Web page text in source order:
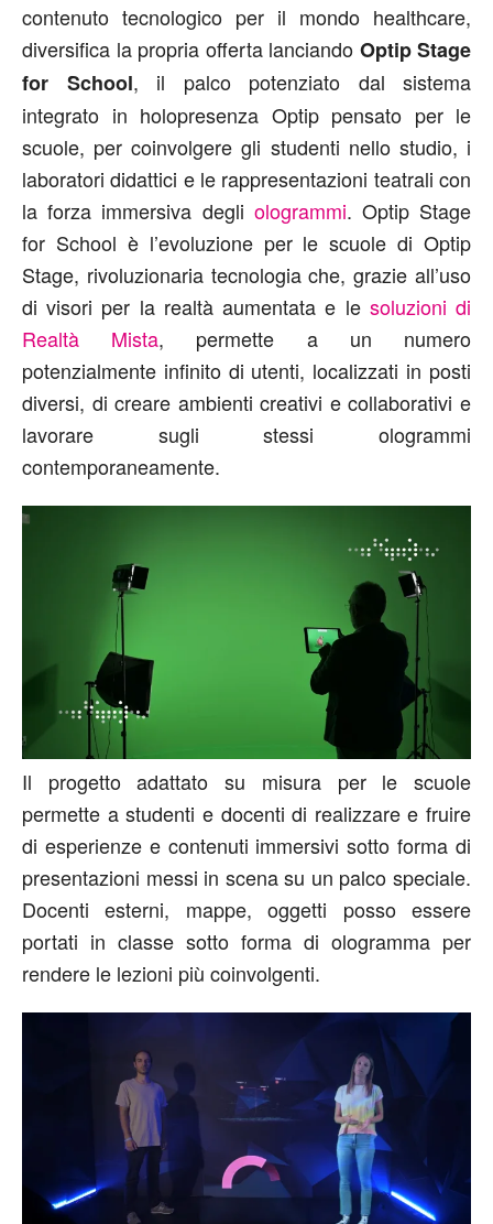
contenuto tecnologico per il mondo healthcare,
diversifica la propria offerta lanciando Optip Stage
for School, il palco potenziato dal sistema
integrato in holopresenza Optip pensato per le
scuole, per coinvolgere gli studenti nello studio, i
laboratori didattici e le rappresentazioni teatrali con
la forza immersiva degli ologrammi. Optip Stage
for School è l’evoluzione per le scuole di Optip
Stage, rivoluzionaria tecnologia che, grazie all’uso
di visori per la realtà aumentata e le soluzioni di
Realtà Mista, permette a un numero
potenzialmente infinito di utenti, localizzati in posti
diversi, di creare ambienti creativi e collaborativi e
lavorare sugli stessi ologrammi
contemporaneamente.
Il progetto adattato su misura per le scuole
permette a studenti e docenti di realizzare e fruire
di esperienze e contenuti immersivi sotto forma di
presentazioni messi in scena su un palco speciale.
Docenti esterni, mappe, oggetti posso essere
portati in classe sotto forma di ologramma per
rendere le lezioni più coinvolgenti.